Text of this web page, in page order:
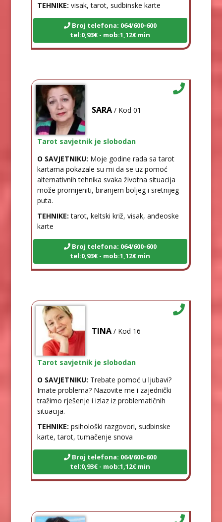
TEHNIKE: visak, tarot, sudbinske karte
Broj telefona: 064/600-600
tel:0,93€ - mob:1,12€ min
SARA / Kod 01
Tarot savjetnik je slobodan
O SAVJETNIKU: Moje godine rada sa tarot
kartama pokazale su mi da se uz pomoć
alternativnih tehnika svaka životna situacija
može promijeniti, biranjem boljeg i sretnijeg
puta.
TEHNIKE: tarot, keltski križ, visak, anđeoske
karte
Broj telefona: 064/600-600
tel:0,93€ - mob:1,12€ min
TINA / Kod 16
Tarot savjetnik je slobodan
O SAVJETNIKU: Trebate pomoć u ljubavi?
Imate problema? Nazovite me i zajednički
tražimo rješenje i izlaz iz problematičnih
situacija.
TEHNIKE: psihološki razgovori, sudbinske
karte, tarot, tumačenje snova
Broj telefona: 064/600-600
tel:0,93€ - mob:1,12€ min